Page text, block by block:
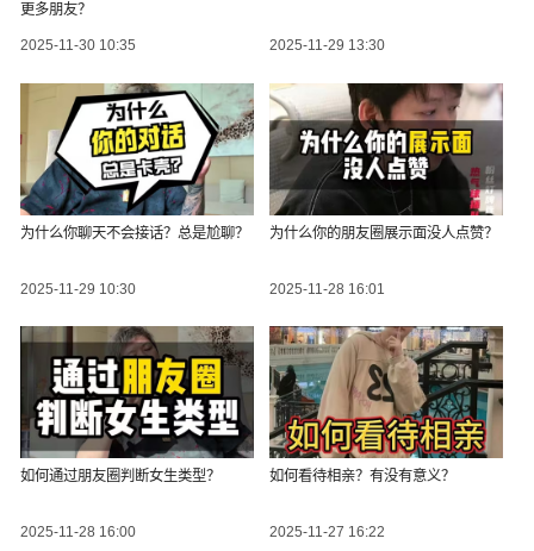
更多朋友？
2025-11-30 10:35 2025-11-29 13:30
为什么你聊天不会接话？总是尬聊？
2025-11-29 10:30
为什么你的朋友圈展示面没人点赞？
2025-11-28 16:01
如何通过朋友圈判断女生类型？
2025-11-28 16:00
如何看待相亲？有没有意义？
2025-11-27 16:22